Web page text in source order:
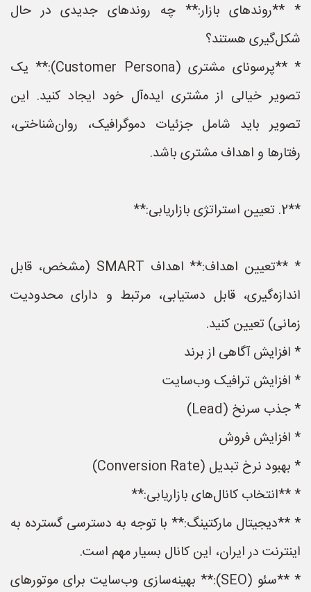
* **روندهای بازار:** چه روندهای جدیدی در حال
شکل‌گیری هستند؟
* **پرسونای مشتری (Customer Persona):** یک
تصویر خیالی از مشتری ایده‌آل خود ایجاد کنید. این
تصویر باید شامل جزئیات دموگرافیک، روان‌شناختی،
رفتارها و اهداف مشتری باشد.
**2. تعیین استراتژی بازاریابی:**
* **تعیین اهداف:** اهداف SMART (مشخص، قابل
اندازه‌گیری، قابل دستیابی، مرتبط و دارای محدودیت
زمانی) تعیین کنید.
* افزایش آگاهی از برند
* افزایش ترافیک وب‌سایت
* جذب سرنخ (Lead)
* افزایش فروش
* بهبود نرخ تبدیل (Conversion Rate)
* **انتخاب کانال‌های بازاریابی:**
* **دیجیتال مارکتینگ:** با توجه به دسترسی گسترده به
اینترنت در ایران، این کانال بسیار مهم است.
* **سئو (SEO):** بهینه‌سازی وب‌سایت برای موتورهای